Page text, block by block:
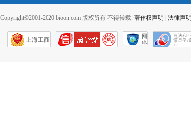
Copyright©2001-2020 bioon.com 版权所有 不得转载. 著作权声明 法律声明
上海工商
网
络